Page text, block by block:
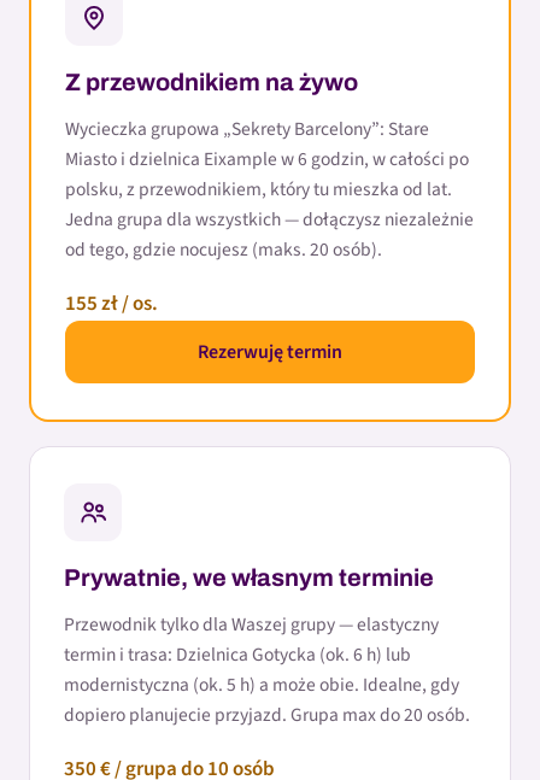
Z przewodnikiem na żywo
Wycieczka grupowa „Sekrety Barcelony”: Stare
Miasto i dzielnica Eixample w 6 godzin, w całości po
polsku, z przewodnikiem, który tu mieszka od lat.
Jedna grupa dla wszystkich — dołączysz niezależnie
od tego, gdzie nocujesz (maks. 20 osób).
155 zł / os.
Rezerwuję termin
Prywatnie, we własnym terminie
Przewodnik tylko dla Waszej grupy — elastyczny
termin i trasa: Dzielnica Gotycka (ok. 6 h) lub
modernistyczna (ok. 5 h) a może obie. Idealne, gdy
dopiero planujecie przyjazd. Grupa max do 20 osób.
350 € / grupa do 10 osób